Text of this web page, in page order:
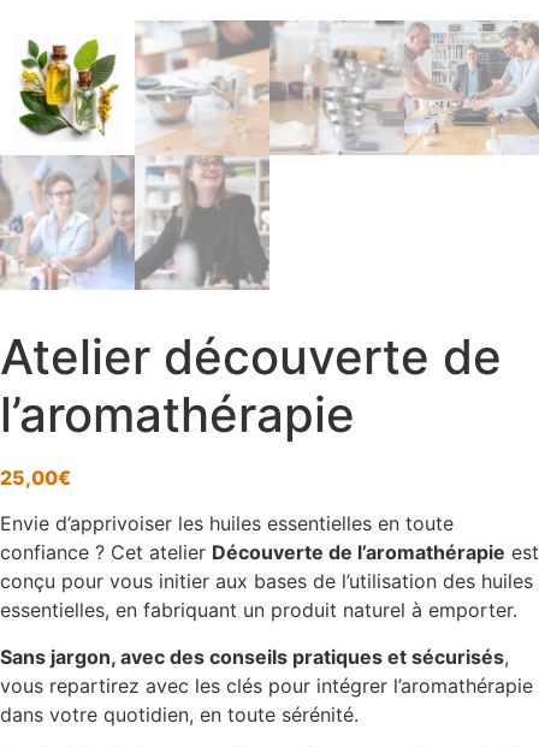
Atelier découverte de
l’aromathérapie
25,00€
Envie d’apprivoiser les huiles essentielles en toute
confiance ? Cet atelier Découverte de l’aromathérapie est
conçu pour vous initier aux bases de l’utilisation des huiles
essentielles, en fabriquant un produit naturel à emporter.
Sans jargon, avec des conseils pratiques et sécurisés,
vous repartirez avec les clés pour intégrer l’aromathérapie
dans votre quotidien, en toute sérénité.